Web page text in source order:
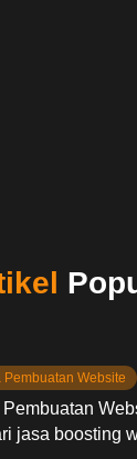
Pembuatan Website